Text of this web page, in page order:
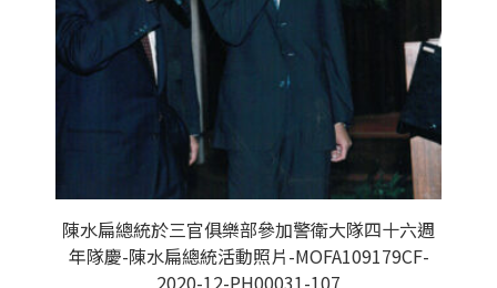
陳水扁總統於三官俱樂部參加警衛大隊四十六週
年隊慶-陳水扁總統活動照片-MOFA109179CF-
2020-12-PH00031-107